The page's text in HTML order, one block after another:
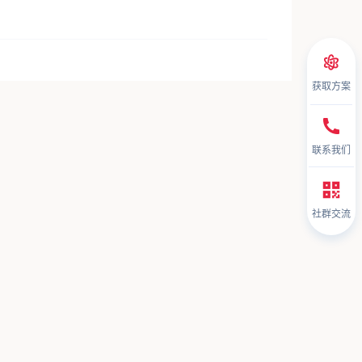
获取方案
联系我们
社群交流